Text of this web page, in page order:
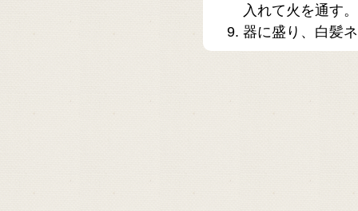
入れて火を通す。
器に盛り、白髪